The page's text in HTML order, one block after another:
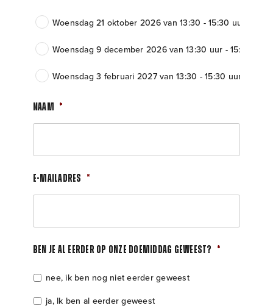
Woensdag 21 oktober 2026 van 13:30 - 15:30 uur
Woensdag 9 december 2026 van 13:30 uur - 15:30 uur
Woensdag 3 februari 2027 van 13:30 - 15:30 uur
Naam *
E-mailadres *
Ben je al eerder op onze doemiddag geweest? *
nee, ik ben nog niet eerder geweest
ja, Ik ben al eerder geweest